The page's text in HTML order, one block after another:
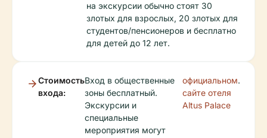
на экскурсии обычно стоят 30
злотых для взрослых, 20 злотых для
студентов/пенсионеров и бесплатно
для детей до 12 лет.
Стоимость
входа:
Вход в общественные
зоны бесплатный.
Экскурсии и
специальные
мероприятия могут
официальном
сайте отеля
Altus Palace
.